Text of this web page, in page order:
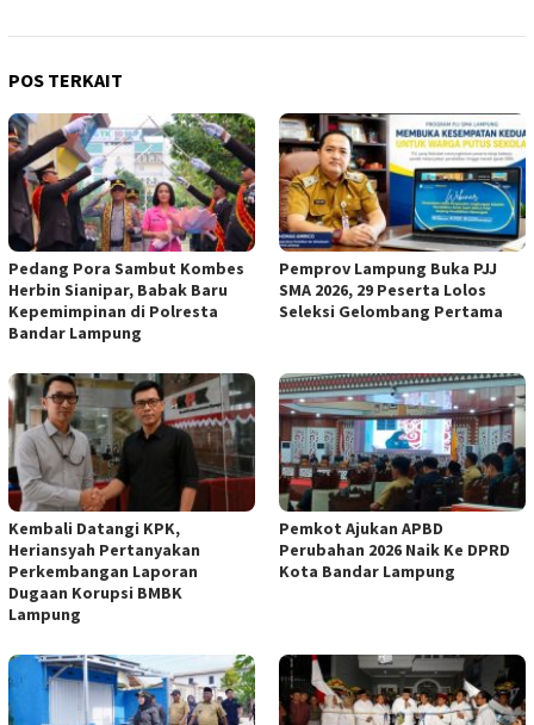
POS TERKAIT
Pedang Pora Sambut Kombes
Herbin Sianipar, Babak Baru
Kepemimpinan di Polresta
Bandar Lampung
Pemprov Lampung Buka PJJ
SMA 2026, 29 Peserta Lolos
Seleksi Gelombang Pertama
Kembali Datangi KPK,
Heriansyah Pertanyakan
Perkembangan Laporan
Dugaan Korupsi BMBK
Lampung
Pemkot Ajukan APBD
Perubahan 2026 Naik Ke DPRD
Kota Bandar Lampung